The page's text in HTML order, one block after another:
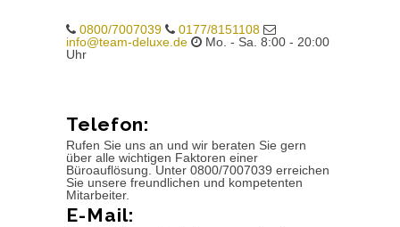
0800/7007039
0177/8151108
info@team-deluxe.de
Mo. - Sa. 8:00 - 20:00
Uhr
Telefon:
Rufen Sie uns an und wir beraten Sie gern
über alle wichtigen Faktoren einer
Büroauflösung. Unter 0800/7007039 erreichen
Sie unsere freundlichen und kompetenten
Mitarbeiter.
E-Mail: